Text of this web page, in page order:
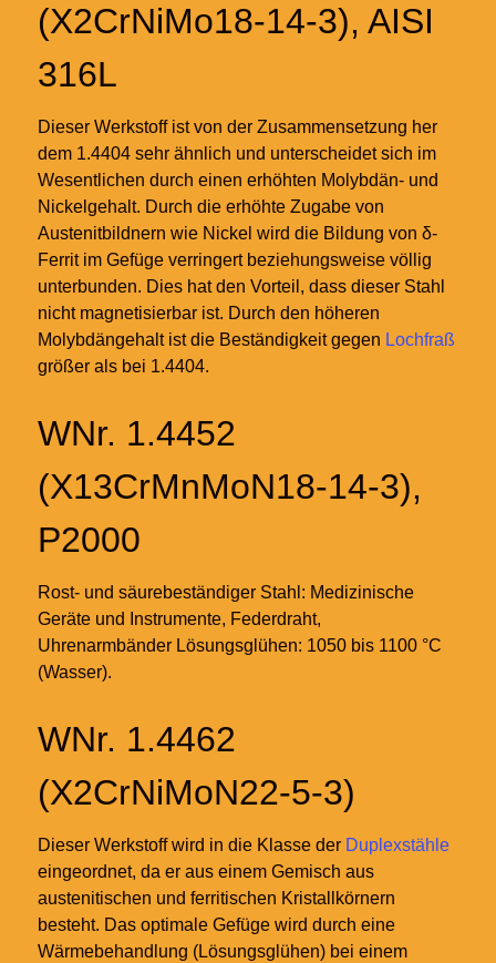
(X2CrNiMo18-14-3), AISI
316L
Dieser Werkstoff ist von der Zusammensetzung her
dem 1.4404 sehr ähnlich und unterscheidet sich im
Wesentlichen durch einen erhöhten Molybdän- und
Nickelgehalt. Durch die erhöhte Zugabe von
Austenitbildnern wie Nickel wird die Bildung von δ-
Ferrit im Gefüge verringert beziehungsweise völlig
unterbunden. Dies hat den Vorteil, dass dieser Stahl
nicht magnetisierbar ist. Durch den höheren
Molybdängehalt ist die Beständigkeit gegen Lochfraß
größer als bei 1.4404.
WNr. 1.4452
(X13CrMnMoN18-14-3),
P2000
Rost- und säurebeständiger Stahl: Medizinische
Geräte und Instrumente, Federdraht,
Uhrenarmbänder Lösungsglühen: 1050 bis 1100 °C
(Wasser).
WNr. 1.4462
(X2CrNiMoN22-5-3)
Dieser Werkstoff wird in die Klasse der Duplexstähle
eingeordnet, da er aus einem Gemisch aus
austenitischen und ferritischen Kristallkörnern
besteht. Das optimale Gefüge wird durch eine
Wärmebehandlung (Lösungsglühen) bei einem